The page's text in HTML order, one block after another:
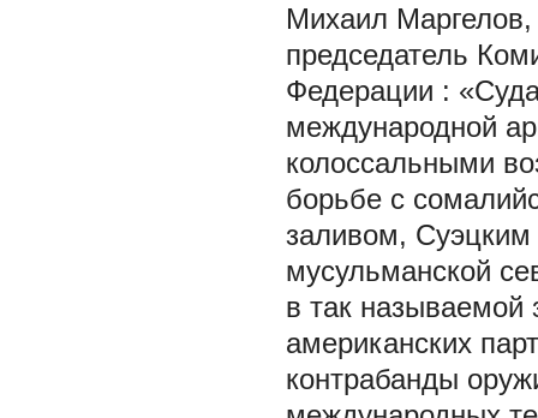
Михаил Маргелов,
председатель
Федерации :
международной
колоссальными
борьбе с
заливом, Суэцким
мусульманской
в так
американских
контрабанды